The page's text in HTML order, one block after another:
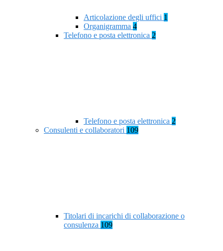
Articolazione degli uffici 1
Organigramma 4
Telefono e posta elettronica 2
Telefono e posta elettronica 2
Consulenti e collaboratori 109
Titolari di incarichi di collaborazione o
consulenza 109